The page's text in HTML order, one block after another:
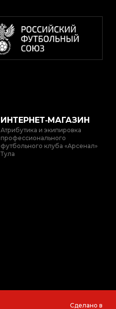
ИНТЕРНЕТ‑МАГАЗИН
Атрибутика и экипировка
профессионального
футбольного клуба «Арсенал»
Тула
Сделано в